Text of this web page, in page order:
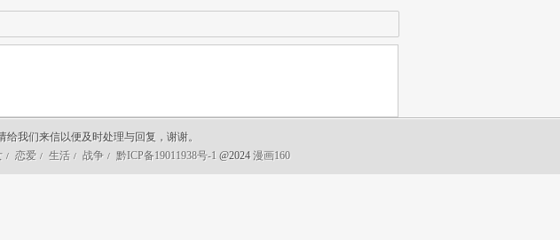
我们来信以便及时处理与回复，谢谢。
/ 恋爱 / 生活 / 战争 / 黔ICP备19011938号-1 @2024 漫画160